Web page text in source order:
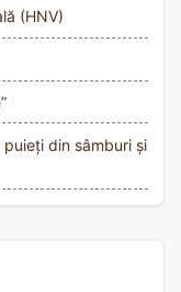
(HNV)
din sâmburi și